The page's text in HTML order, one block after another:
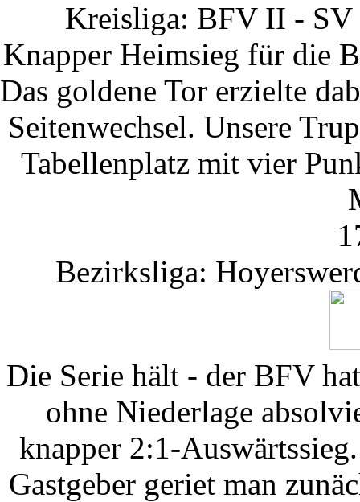
Kreisliga: BFV II - SV
Knapper Heimsieg für die
Das goldene Tor erzielte
Seitenwechsel. Unsere
Tabellenplatz mit vier
Bezirksliga:
Die Serie hält - der BFV
ohne Niederlage
knapper 2:1-
Gastgeber geriet man